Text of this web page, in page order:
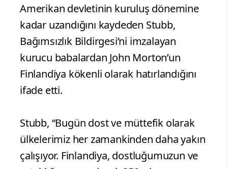
Amerikan devletinin kuruluş dönemine
kadar uzandığını kaydeden Stubb,
Bağımsızlık Bildirgesi’ni imzalayan
kurucu babalardan John Morton’un
Finlandiya kökenli olarak hatırlandığını
ifade etti.
Stubb, “Bugün dost ve müttefik olarak
ülkelerimiz her zamankinden daha yakın
çalışıyor. Finlandiya, dostluğumuzun ve